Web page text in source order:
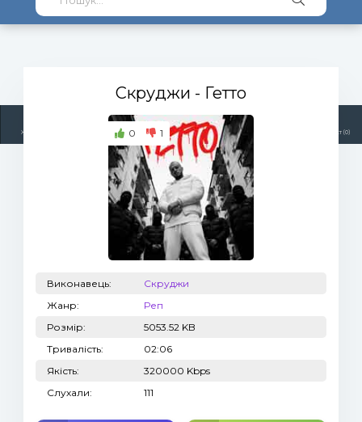
Жанри Топ 100 Тренди Плейлист (0)
Скруджи - Гетто
0 1
Виконавець:
Скруджи
Жанр:
Реп
Розмір:
5053.52 KB
Тривалість:
02:06
Якість:
320000 Kbps
Слухали:
111